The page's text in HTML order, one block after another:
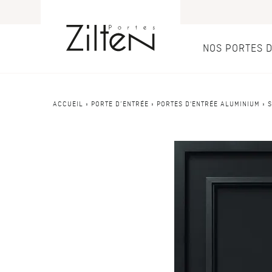
NOS PORTES
Nos
Porte d’entrée
Porte grand
Conseils
Savoir-faire
Inspirations
ACCUEIL » PORTE D’ENTRÉE » PORTES D'ENTRÉE ALUMINIUM »